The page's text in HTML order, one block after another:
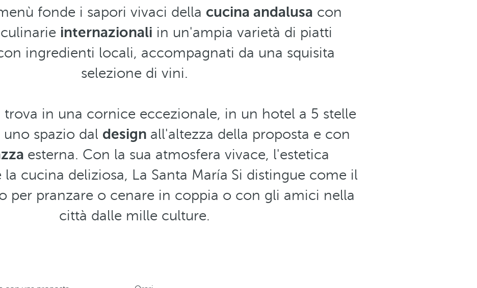
fonde i sapori vivaci della cucina andalusa con
internazionali in un'ampia varietà di piatti
ingredienti locali, accompagnati da una squisita
selezione di vini.
trova in una cornice eccezionale, in un hotel a 5 stelle
spazio dal design all'altezza della proposta e con
esterna. Con la sua atmosfera vivace, l'estetica
cucina deliziosa, La Santa María Si distingue come il
per pranzare o cenare in coppia o con gli amici nella
città dalle mille culture.